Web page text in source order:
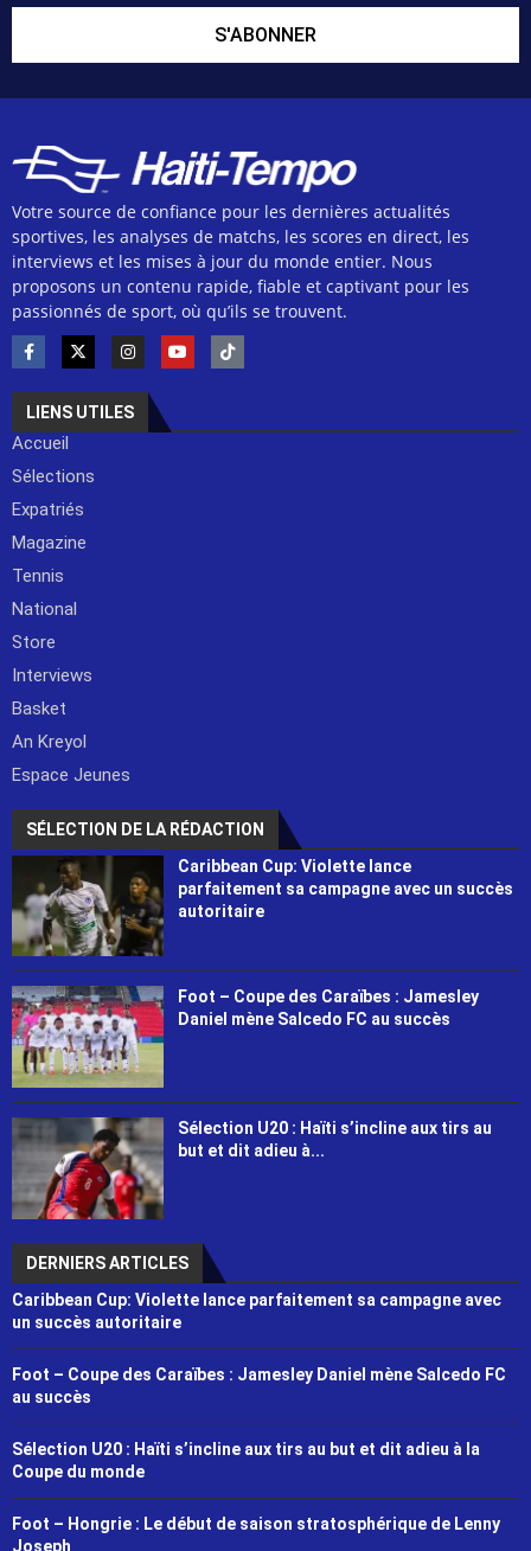
S'ABONNER
Votre source de confiance pour les dernières actualités
sportives, les analyses de matchs, les scores en direct, les
interviews et les mises à jour du monde entier. Nous
proposons un contenu rapide, fiable et captivant pour les
passionnés de sport, où qu’ils se trouvent.
LIENS UTILES
Accueil
Sélections
Expatriés
Magazine
Tennis
National
Store
Interviews
Basket
An Kreyol
Espace Jeunes
SÉLECTION DE LA RÉDACTION
Caribbean Cup: Violette lance
parfaitement sa campagne avec un succès
autoritaire
Foot – Coupe des Caraïbes : Jamesley
Daniel mène Salcedo FC au succès
Sélection U20 : Haïti s’incline aux tirs au
but et dit adieu à...
DERNIERS ARTICLES
Caribbean Cup: Violette lance parfaitement sa campagne avec
un succès autoritaire
Foot – Coupe des Caraïbes : Jamesley Daniel mène Salcedo FC
au succès
Sélection U20 : Haïti s’incline aux tirs au but et dit adieu à la
Coupe du monde
Foot – Hongrie : Le début de saison stratosphérique de Lenny
Joseph